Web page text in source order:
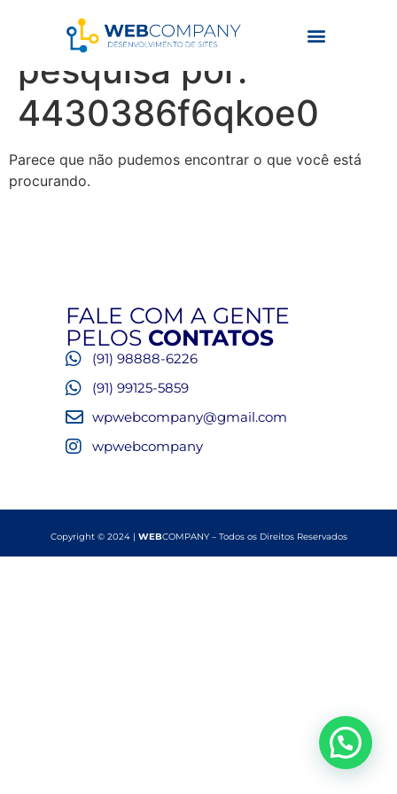
Resultados da
pesquisa por:
4430386f6qkoe0
Parece que não pudemos encontrar o que você está
procurando.
FALE COM A GENTE
PELOS CONTATOS
(91) 98888-6226
(91) 99125-5859
wpwebcompany@gmail.com
wpwebcompany
Copyright © 2024 | WEBCOMPANY – Todos os Direitos Reservados